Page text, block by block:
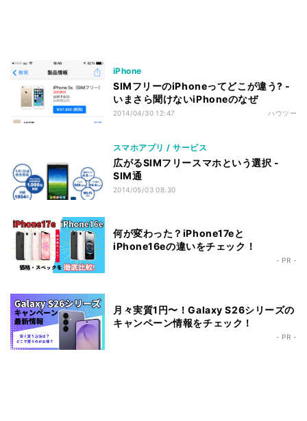
iPhone
SIMフリーのiPhoneってどこが違う? -
いまさら聞けないiPhoneのなぜ
2014/04/30 12:47 ハウツー
スマホアプリ / サービス
広がるSIMフリースマホという選択 -
SIM通
2014/05/03 08:30
何が変わった？iPhone17eと
iPhone16eの違いをチェック！
- PR -
月々実質1円〜！Galaxy S26シリーズの
キャンペーン情報をチェック！
- PR -